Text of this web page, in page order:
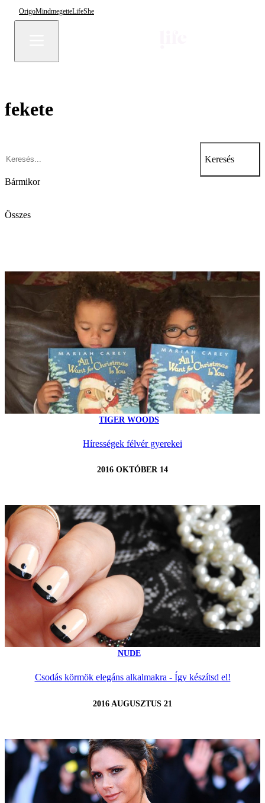
OrigoMindmegetteLifeShe
fekete
Keresés
Bármikor
Összes
TIGER WOODS
Hírességek félvér gyerekei
2016 OKTÓBER 14
NUDE
Csodás körmök elegáns alkalmakra - Így készítsd el!
2016 AUGUSZTUS 21